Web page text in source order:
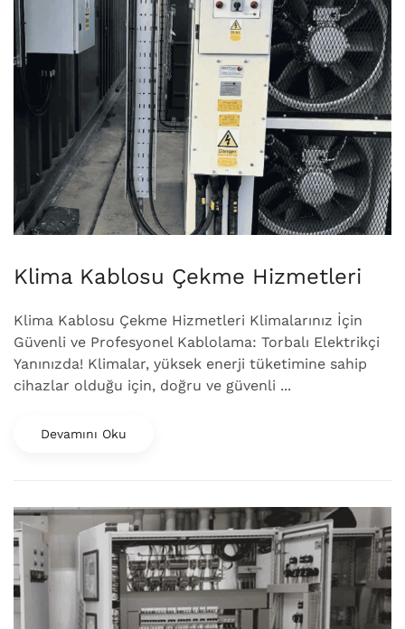
Klima Kablosu Çekme Hizmetleri
Klima Kablosu Çekme Hizmetleri Klimalarınız İçin
Güvenli ve Profesyonel Kablolama: Torbalı Elektrikçi
Yanınızda! Klimalar, yüksek enerji tüketimine sahip
cihazlar olduğu için, doğru ve güvenli ...
Devamını Oku